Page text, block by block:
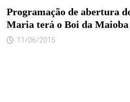
Programação de abertura
Maria terá o Boi da Maioba
11/06/2015